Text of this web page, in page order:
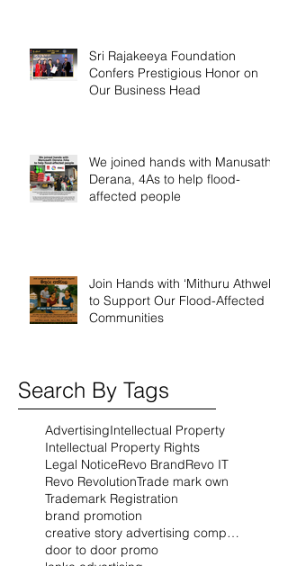
Sri Rajakeeya Foundation
Confers Prestigious Honor on
Our Business Head
We joined hands with Manusath
Derana, 4As to help flood-
affected people
Join Hands with ‘Mithuru Athwela’
to Support Our Flood-Affected
Communities
Search By Tags
AdvertisingIntellectual Property
Intellectual Property Rights
Legal NoticeRevo BrandRevo IT
Revo RevolutionTrade mark own
Trademark Registration
brand promotion
creative story advertising company
door to door promo